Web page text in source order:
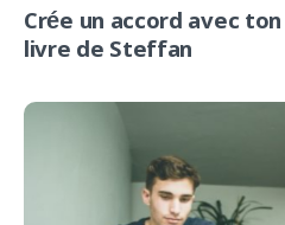
Crée un accord avec
livre de Steffan